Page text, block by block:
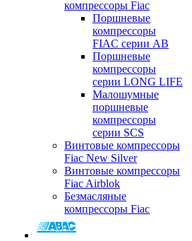
компрессоры Fiac
Поршневые
компрессоры
FIAC серии AB
Поршневые
компрессоры
серии LONG LIFE
Малошумные
поршневые
компрессоры
серии SCS
Винтовые компрессоры
Fiac New Silver
Винтовые компрессоры
Fiac Airblok
Безмасляные
компрессоры Fiac